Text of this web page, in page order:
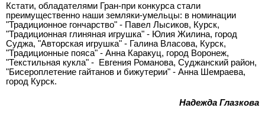
Кстати, обладателями Гран-при конкурса стали
преимущественно наши земляки-умельцы: в номинации
"Традиционное гончарство" - Павел Лысиков, Курск,
"Традиционная глиняная игрушка" - Юлия Жилина, город
Суджа, "Авторская игрушка" - Галина Власова, Курск,
"Традиционные пояса" - Анна Каракуц, город Воронеж,
"Текстильная кукла" - Евгения Романова, Суджанский район,
"Бисероплетение гайтанов и бижутерии" - Анна Шемраева,
город Курск.
Надежда Глазкова